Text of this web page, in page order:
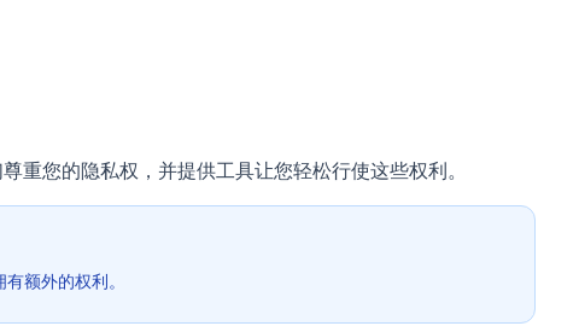
您的隐私权，并提供工具让您轻松行使这些权利。
额外的权利。